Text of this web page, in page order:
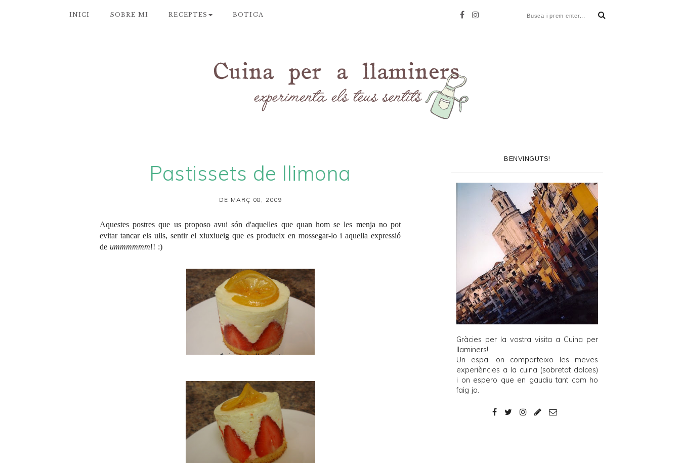
INICI SOBRE MI RECEPTES BOTIGA
Pastissets de llimona
DE MARÇ 08, 2009
Aquestes postres que us proposo avui són d'aquelles que quan hom se les menja no pot
evitar tancar els ulls, sentir el xiuxiueig que es produeix en mossegar-lo i aquella expressió
de ummmmmm!! :)
BENVINGUTS!
Gràcies per la vostra visita a Cuina per
llaminers!
Un espai on comparteixo les meves
experiències a la cuina (sobretot dolces)
i on espero que en gaudiu tant com ho
faig jo.